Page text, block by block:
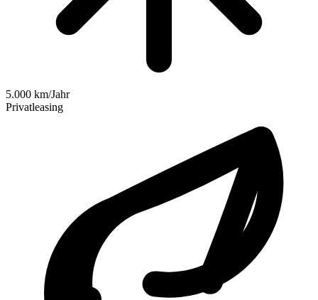
5.000 km/Jahr
Privatleasing